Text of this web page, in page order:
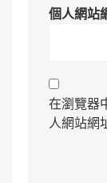
個人網站
在瀏覽器
人網站網